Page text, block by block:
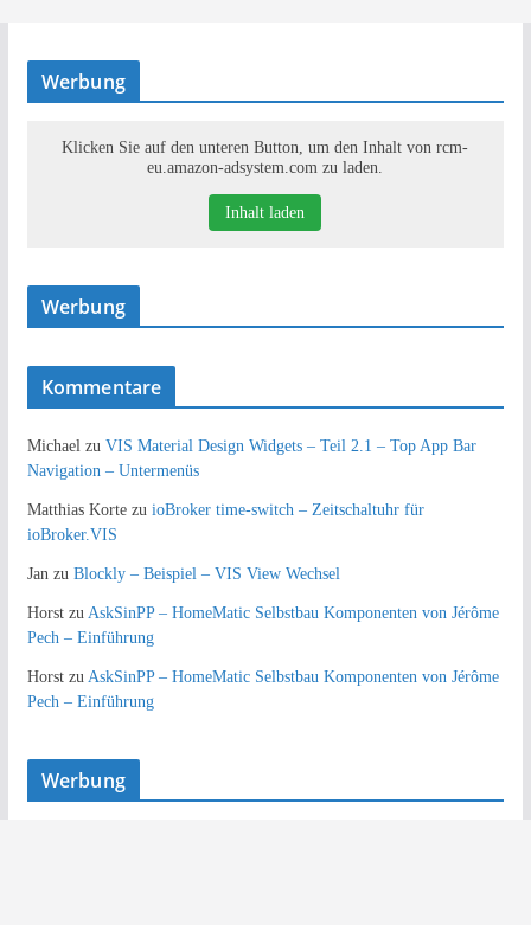
Werbung
Klicken Sie auf den unteren Button, um den Inhalt von rcm-
eu.amazon-adsystem.com zu laden.
Inhalt laden
Werbung
Kommentare
Michaelzu VIS Material Design Widgets – Teil 2.1 – Top App Bar
Navigation – Untermenüs
Matthias Kortezu ioBroker time-switch – Zeitschaltuhr für
ioBroker.VIS
Janzu Blockly – Beispiel – VIS View Wechsel
Horstzu AskSinPP – HomeMatic Selbstbau Komponenten von Jérôme
Pech – Einführung
Horstzu AskSinPP – HomeMatic Selbstbau Komponenten von Jérôme
Pech – Einführung
Werbung